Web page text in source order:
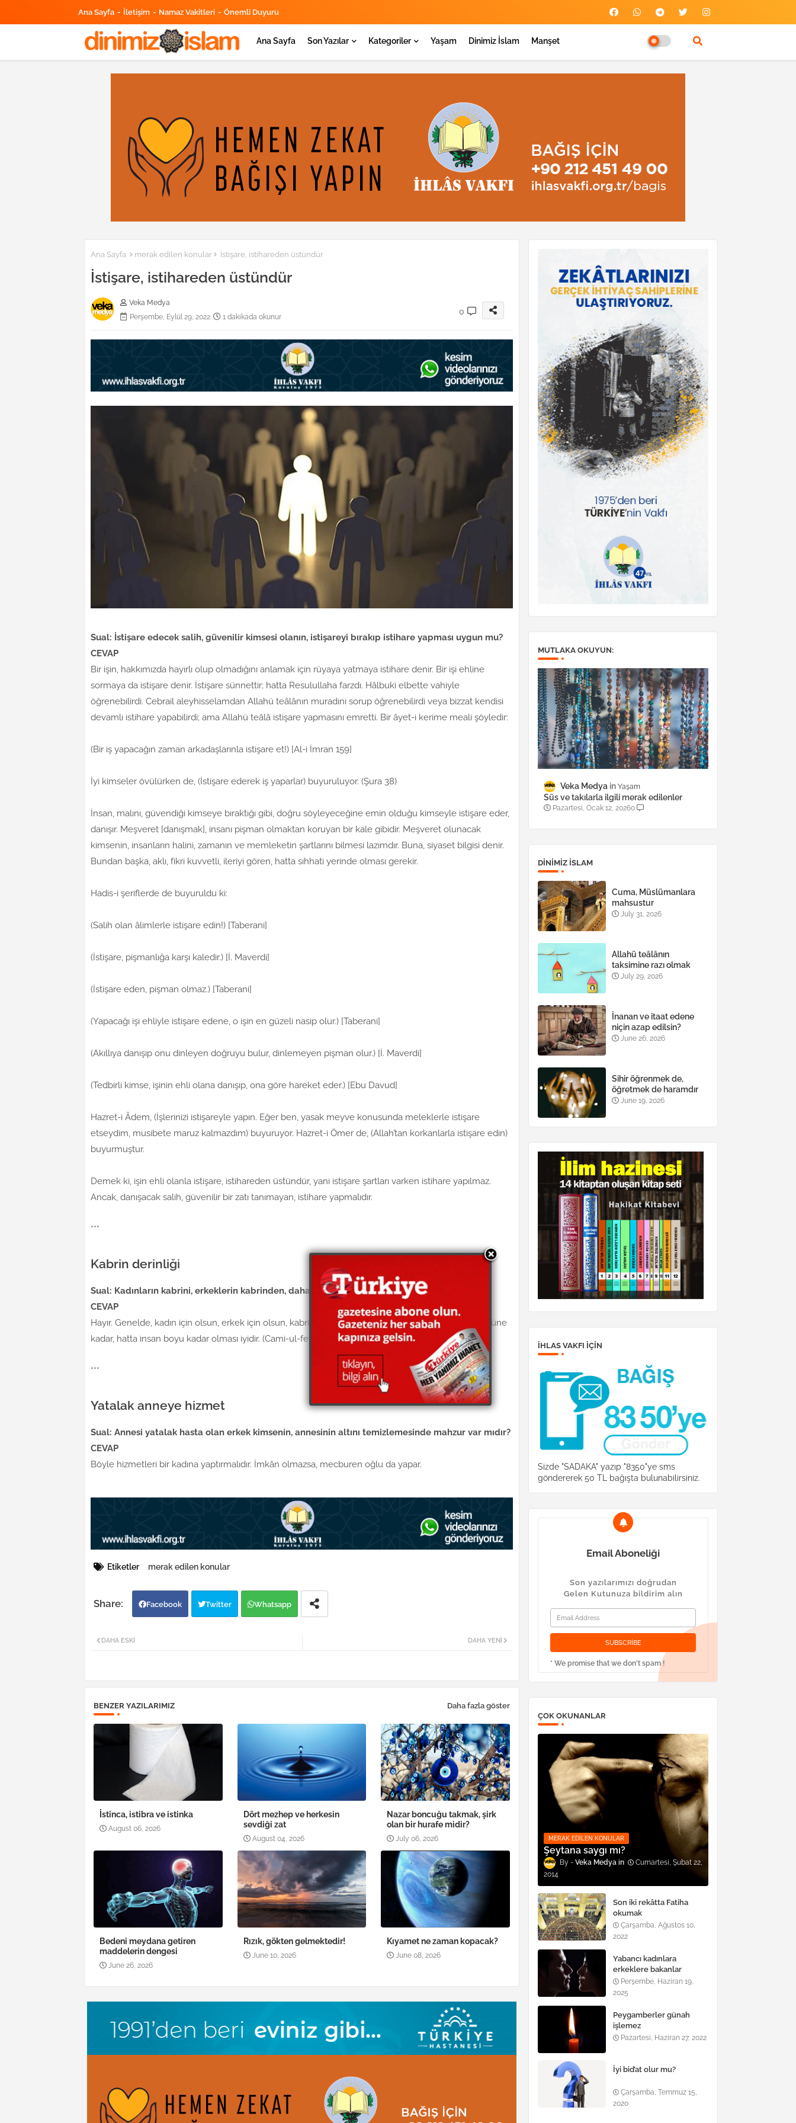
Ana Sayfa İletişim Namaz Vakitleri Önemli Duyuru
Ana Sayfa Son Yazılar Kategoriler Yaşam Dinimiz İslam Manşet
Ana Sayfa merak edilen konular İstişare, istihareden üstündür
İstişare, istihareden üstündür
Veka Medya
Perşembe, Eylül 29, 2022
1 dakikada okunur
0
Sual: İstişare edecek salih, güvenilir kimsesi olanın, istişareyi bırakıp istihare yapması uygun mu?
CEVAP
Bir işin, hakkımızda hayırlı olup olmadığını anlamak için rüyaya yatmaya istihare denir. Bir işi ehline
sormaya da istişare denir. İstişare sünnettir; hatta Resulullaha farzdı. Hâlbuki elbette vahiyle
öğrenebilirdi. Cebrail aleyhisselamdan Allahü teâlânın muradını sorup öğrenebilirdi veya bizzat kendisi
devamlı istihare yapabilirdi; ama Allahü teâlâ istişare yapmasını emretti. Bir âyet-i kerime meali şöyledir:
(Bir iş yapacağın zaman arkadaşlarınla istişare et!) [Al-i İmran 159]
İyi kimseler övülürken de, (İstişare ederek iş yaparlar) buyuruluyor. (Şura 38)
İnsan, malını, güvendiği kimseye bıraktığı gibi, doğru söyleyeceğine emin olduğu kimseyle istişare eder,
danışır. Meşveret [danışmak], insanı pişman olmaktan koruyan bir kale gibidir. Meşveret olunacak
kimsenin, insanların halini, zamanın ve memleketin şartlarını bilmesi lazımdır. Buna, siyaset bilgisi denir.
Bundan başka, aklı, fikri kuvvetli, ileriyi gören, hatta sıhhati yerinde olması gerekir.
Hadis-i şeriflerde de buyuruldu ki:
(Salih olan âlimlerle istişare edin!) [Taberani]
(İstişare, pişmanlığa karşı kaledir.) [İ. Maverdi]
(İstişare eden, pişman olmaz.) [Taberani]
(Yapacağı işi ehliyle istişare edene, o işin en güzeli nasip olur.) [Taberani]
(Akıllıya danışıp onu dinleyen doğruyu bulur, dinlemeyen pişman olur.) [İ. Maverdi]
(Tedbirli kimse, işinin ehli olana danışıp, ona göre hareket eder.) [Ebu Davud]
Hazret-i Âdem, (İşlerinizi istişareyle yapın. Eğer ben, yasak meyve konusunda meleklerle istişare
etseydim, musibete maruz kalmazdım) buyuruyor. Hazret-i Ömer de, (Allah’tan korkanlarla istişare edin)
buyurmuştur.
Demek ki, işin ehli olanla istişare, istihareden üstündür, yani istişare şartları varken istihare yapılmaz.
Ancak, danışacak salih, güvenilir bir zatı tanımayan, istihare yapmalıdır.
***
Kabrin derinliği
Sual: Kadınların kabrini, erkeklerin kabrinden, daha derin kazmak gerekir mi?
CEVAP
Hayır. Genelde, kadın için olsun, erkek için olsun, kabri derin kazmak iyidir. Derinliğinin, insanın göğsüne
kadar, hatta insan boyu kadar olması iyidir. (Cami-ul-fetava)
***
Yatalak anneye hizmet
Sual: Annesi yatalak hasta olan erkek kimsenin, annesinin altını temizlemesinde mahzur var mıdır?
CEVAP
Böyle hizmetleri bir kadına yaptırmalıdır. İmkân olmazsa, mecburen oğlu da yapar.
Etiketler merak edilen konular
Facebook Twitter Whatsapp
DAHA YENI
DAHA ESKI
BENZER YAZILARIMIZ Daha fazla göster
İstinca, istibra ve istinka
August 06, 2026
Dört mezhep ve herkesin
sevdiği zat
August 04, 2026
Nazar boncuğu takmak, şirk
olan bir hurafe midir?
July 06, 2026
Bedeni meydana getiren
maddelerin dengesi
June 26, 2026
Rızık, gökten gelmektedir!
June 10, 2026
Kıyamet ne zaman kopacak?
June 08, 2026
MUTLAKA OKUYUN:
Veka Medya Yaşam
Süs ve takılarla ilgili merak edilenler
Pazartesi, Ocak 12, 20260
DINIMIZ ISLAM
Cuma, Müslümanlara
mahsustur
July 31, 2026
Allahü teâlânın
taksimine razı olmak
July 29, 2026
İnanan ve itaat edene
niçin azap edilsin?
June 26, 2026
Sihir öğrenmek de,
öğretmek de haramdır
June 19, 2026
İHLAS VAKFI IÇIN
Sizde "SADAKA" yazıp "8350"ye sms
göndererek 50 TL bağışta bulunabilirsiniz.
Email Aboneliği
Son yazılarımızı doğrudan
Gelen Kutunuza bildirim alın
* We promise that we don't spam !
ÇOK OKUNANLAR
MERAK EDILEN KONULAR
Şeytana saygı mı?
Veka Medya
Cumartesi, Şubat 22,
2014
Son iki rekâtta Fatiha
okumak
Çarşamba, Ağustos 10,
2022
Yabancı kadınlara
erkeklere bakanlar
Perşembe, Haziran 19,
2025
Peygamberler günah
işlemez
Pazartesi, Haziran 27, 2022
İyi bid’at olur mu?
Çarşamba, Temmuz 15,
2020